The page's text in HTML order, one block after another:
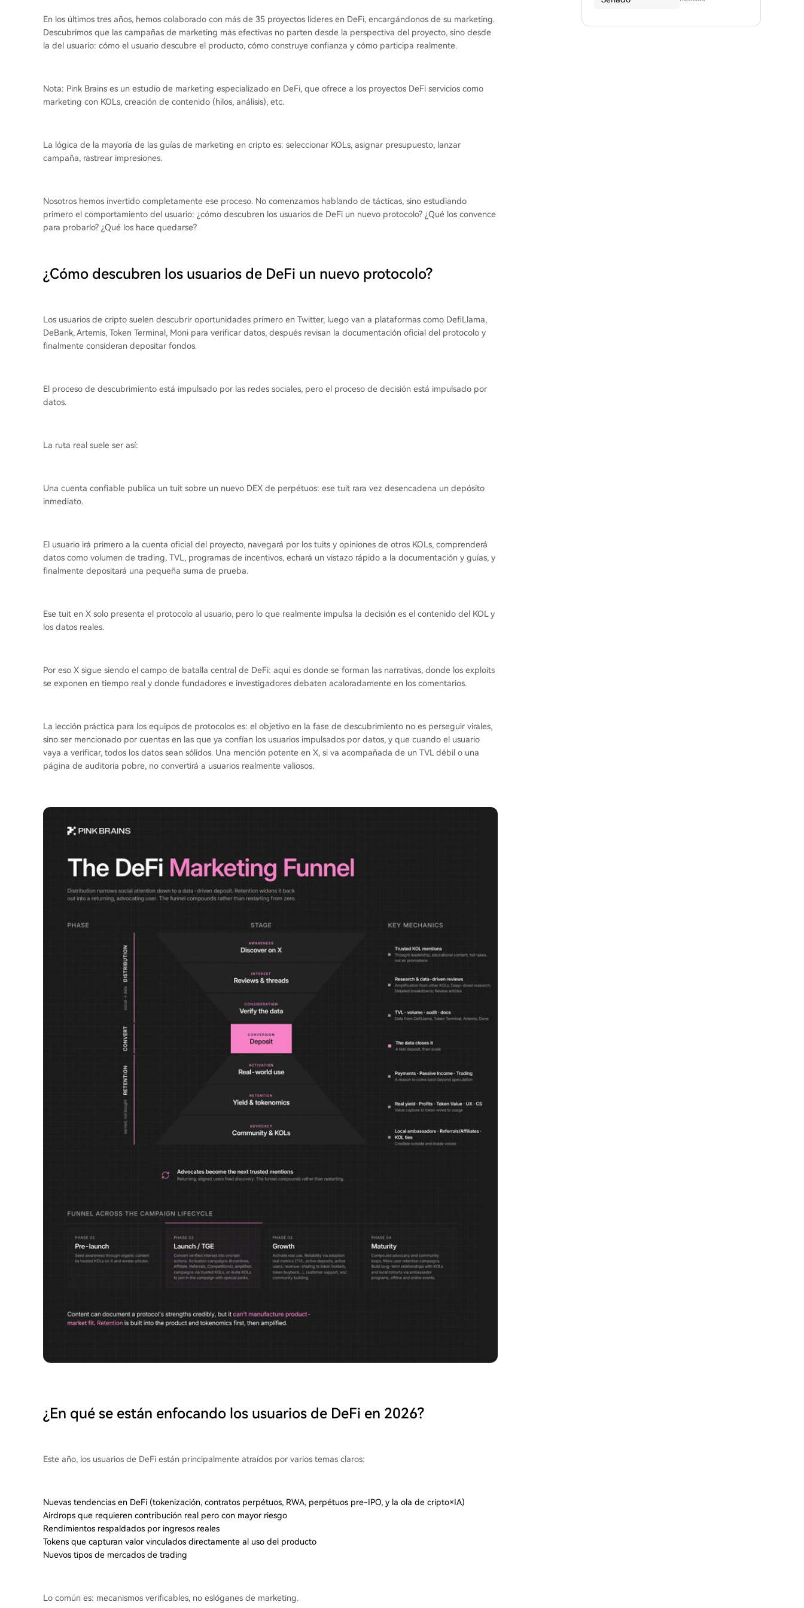
En los últimos tres años, hemos colaborado con más de 35 proyectos líderes en DeFi, encargándonos de su marketing.
Descubrimos que las campañas de marketing más efectivas no parten desde la perspectiva del proyecto, sino desde
la del usuario: cómo el usuario descubre el producto, cómo construye confianza y cómo participa realmente.
Nota: Pink Brains es un estudio de marketing especializado en DeFi, que ofrece a los proyectos DeFi servicios como
marketing con KOLs, creación de contenido (hilos, análisis), etc.
La lógica de la mayoría de las guías de marketing en cripto es: seleccionar KOLs, asignar presupuesto, lanzar
campaña, rastrear impresiones.
Nosotros hemos invertido completamente ese proceso. No comenzamos hablando de tácticas, sino estudiando
primero el comportamiento del usuario: ¿cómo descubren los usuarios de DeFi un nuevo protocolo? ¿Qué los convence
para probarlo? ¿Qué los hace quedarse?
¿Cómo descubren los usuarios de DeFi un nuevo protocolo?
Los usuarios de cripto suelen descubrir oportunidades primero en Twitter, luego van a plataformas como DefiLlama,
DeBank, Artemis, Token Terminal, Moni para verificar datos, después revisan la documentación oficial del protocolo y
finalmente consideran depositar fondos.
El proceso de descubrimiento está impulsado por las redes sociales, pero el proceso de decisión está impulsado por
datos.
La ruta real suele ser así:
Una cuenta confiable publica un tuit sobre un nuevo DEX de perpétuos: ese tuit rara vez desencadena un depósito
inmediato.
El usuario irá primero a la cuenta oficial del proyecto, navegará por los tuits y opiniones de otros KOLs, comprenderá
datos como volumen de trading, TVL, programas de incentivos, echará un vistazo rápido a la documentación y guías, y
finalmente depositará una pequeña suma de prueba.
Ese tuit en X solo presenta el protocolo al usuario, pero lo que realmente impulsa la decisión es el contenido del KOL y
los datos reales.
Por eso X sigue siendo el campo de batalla central de DeFi: aquí es donde se forman las narrativas, donde los exploits
se exponen en tiempo real y donde fundadores e investigadores debaten acaloradamente en los comentarios.
La lección práctica para los equipos de protocolos es: el objetivo en la fase de descubrimiento no es perseguir virales,
sino ser mencionado por cuentas en las que ya confían los usuarios impulsados por datos, y que cuando el usuario
vaya a verificar, todos los datos sean sólidos. Una mención potente en X, si va acompañada de un TVL débil o una
página de auditoría pobre, no convertirá a usuarios realmente valiosos.
¿En qué se están enfocando los usuarios de DeFi en 2026?
Este año, los usuarios de DeFi están principalmente atraídos por varios temas claros:
Nuevas tendencias en DeFi (tokenización, contratos perpétuos, RWA, perpétuos pre-IPO, y la ola de cripto×IA)
Airdrops que requieren contribución real pero con mayor riesgo
Rendimientos respaldados por ingresos reales
Tokens que capturan valor vinculados directamente al uso del producto
Nuevos tipos de mercados de trading
Lo común es: mecanismos verificables, no eslóganes de marketing.